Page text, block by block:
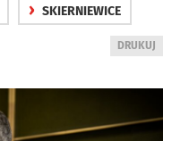
› SKIERNIEWICE
WYDRUKUJ
DRUKUJ